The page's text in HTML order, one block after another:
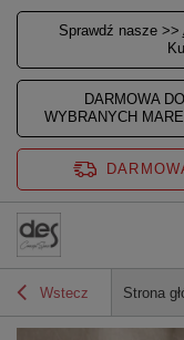
Sprawdź nasze >>
DARMOWA
WYBRANYCH
Wstecz Strona